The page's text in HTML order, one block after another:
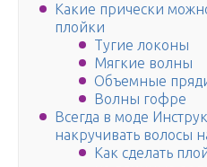
Какие прически
плойки
Тугие локоны
Мягкие волны
Объемные
Волны гофре
Всегда в моде
накручивать волосы
Как сделать